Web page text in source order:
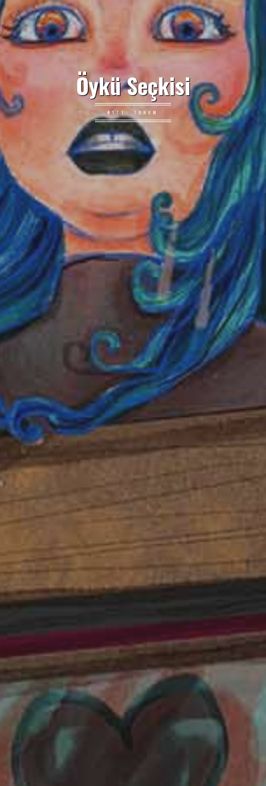
Öykü Seçkisi
#171: TOHUM